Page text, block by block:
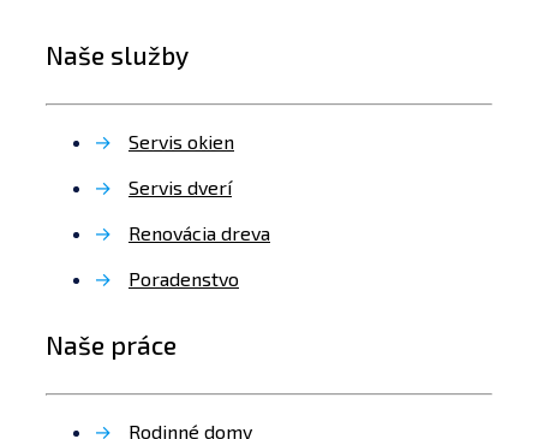
Naše služby
→
Servis okien
→
Servis dverí
→
Renovácia dreva
→
Poradenstvo
Naše práce
→
Rodinné domy